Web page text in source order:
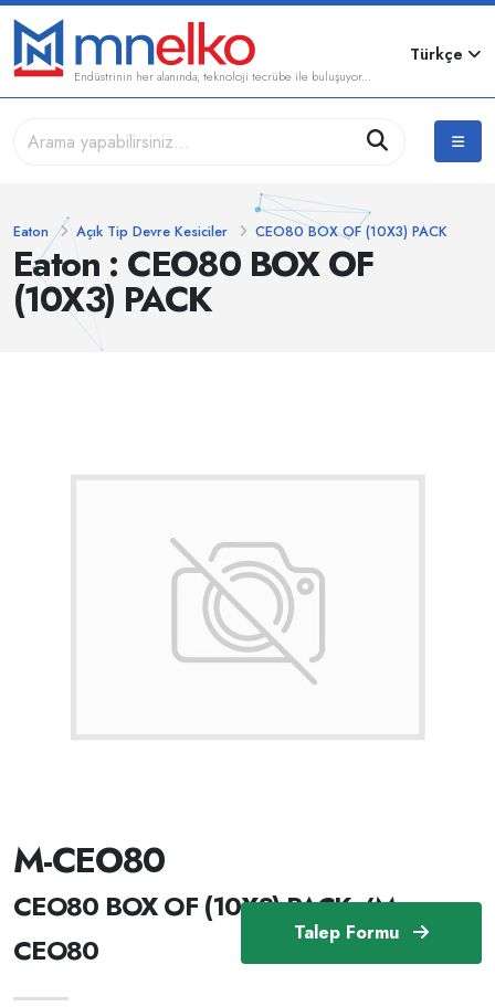
Endüstrinin her alanında, teknoloji tecrübe ile buluşuyor...
Türkçe
Eaton : CEO80 BOX OF
(10X3) PACK
Eaton Açık Tip Devre Kesiciler CEO80 BOX OF (10X3) PACK
Talep Formu
M-CEO80
CEO80 BOX OF (10X3) PACK /M-
CEO80